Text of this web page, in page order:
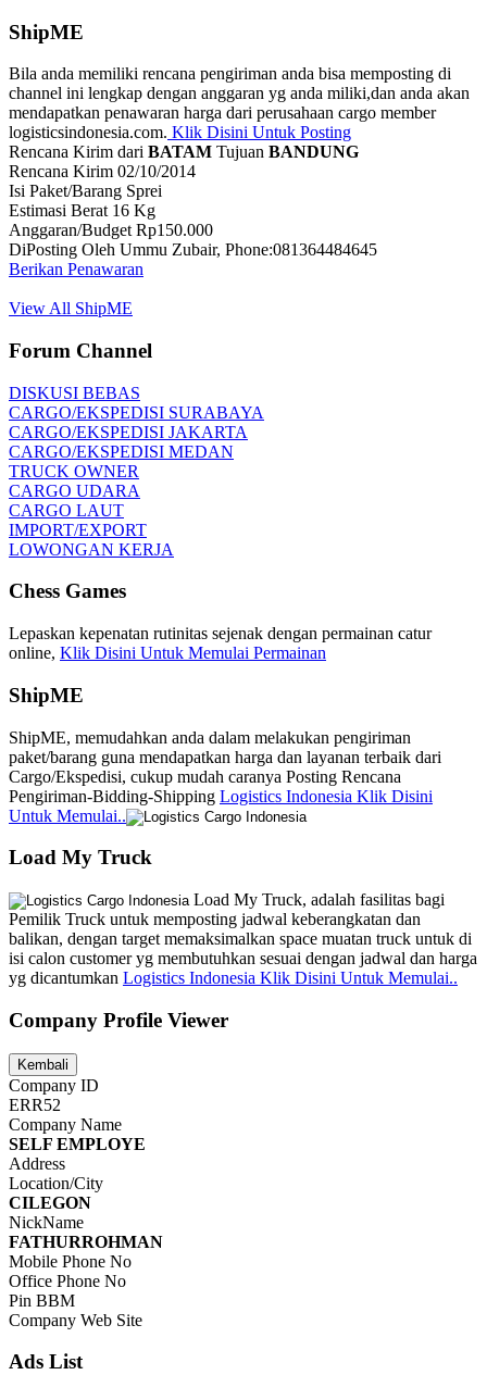
ShipME
Bila anda memiliki rencana pengiriman anda bisa memposting di
channel ini lengkap dengan anggaran yg anda miliki,dan anda akan
mendapatkan penawaran harga dari perusahaan cargo member
logisticsindonesia.com. Klik Disini Untuk Posting
Rencana Kirim dari BATAM Tujuan BANDUNG
Rencana Kirim 02/10/2014
Isi Paket/Barang Sprei
Estimasi Berat 16 Kg
Anggaran/Budget Rp150.000
DiPosting Oleh Ummu Zubair, Phone:081364484645
Berikan Penawaran
View All ShipME
Forum Channel
DISKUSI BEBAS
CARGO/EKSPEDISI SURABAYA
CARGO/EKSPEDISI JAKARTA
CARGO/EKSPEDISI MEDAN
TRUCK OWNER
CARGO UDARA
CARGO LAUT
IMPORT/EXPORT
LOWONGAN KERJA
Chess Games
Lepaskan kepenatan rutinitas sejenak dengan permainan catur
online, Klik Disini Untuk Memulai Permainan
ShipME
ShipME, memudahkan anda dalam melakukan pengiriman
paket/barang guna mendapatkan harga dan layanan terbaik dari
Cargo/Ekspedisi, cukup mudah caranya Posting Rencana
Pengiriman-Bidding-Shipping Logistics Indonesia Klik Disini
Untuk Memulai..
Load My Truck
Load My Truck, adalah fasilitas bagi
Pemilik Truck untuk memposting jadwal keberangkatan dan
balikan, dengan target memaksimalkan space muatan truck untuk di
isi calon customer yg membutuhkan sesuai dengan jadwal dan harga
yg dicantumkan Logistics Indonesia Klik Disini Untuk Memulai..
Company Profile Viewer
Company ID
ERR52
Company Name
SELF EMPLOYE
Address
Location/City
CILEGON
NickName
FATHURROHMAN
Mobile Phone No
Office Phone No
Pin BBM
Company Web Site
Ads List